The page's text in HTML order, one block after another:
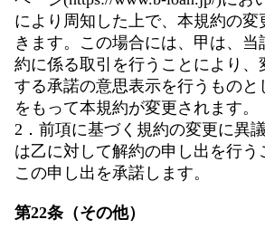
により周知した上で、本規約の変
きます。この場合には、甲は、当
約に係る取引を行うことにより、
する承諾の意思表示を行うものと
をもって本規約が変更されます。
2．前項に基づく規約の変更に異
は乙に対して解約の申し出を行う
この申し出を承諾します。
第22条（その他）